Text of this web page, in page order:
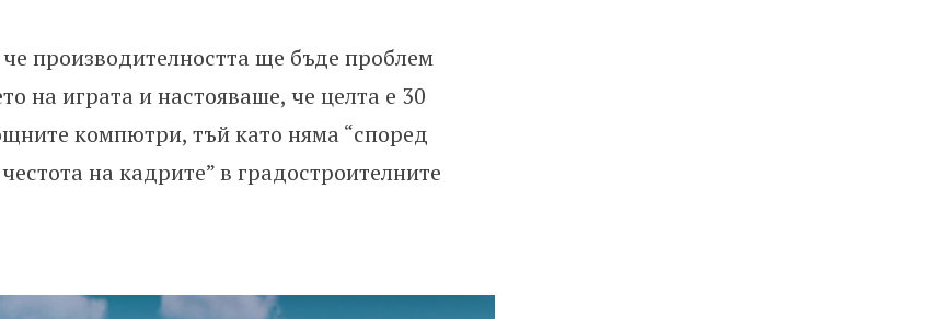
производителността ще бъде проблем
на играта и настояваше, че целта е 30
компютри, тъй като няма “според
на кадрите” в градостроителните